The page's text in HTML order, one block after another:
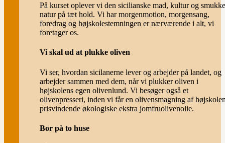
På kurset oplever vi den sicilianske mad, kultur og smukke
natur på tæt hold. Vi har morgenmotion, morgensang,
foredrag og højskolestemningen er nærværende i alt, vi
foretager os.
Vi skal ud at plukke oliven
Vi ser, hvordan sicilanerne lever og arbejder på landet, og
arbejder sammen med dem, når vi plukker oliven i
højskolens egen olivenlund. Vi besøger også et
olivenpresseri, inden vi får en olivensmagning af
prisvindende økologiske ekstra jomfruolivenolie.
Bor på to huse